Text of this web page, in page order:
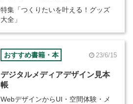
特集「つくりたいを叶える！グッズ
大全」
おすすめ書籍・本 23/6/15
デジタルメディアデザイン見本
帳
WebデザインからUI・空間体験・メ